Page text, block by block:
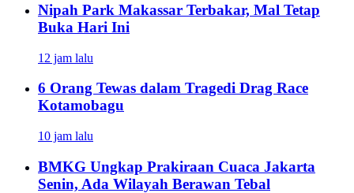
Nipah Park Makassar Terbakar, Mal Tetap
Buka Hari Ini
12 jam lalu
6 Orang Tewas dalam Tragedi Drag Race
Kotamobagu
10 jam lalu
BMKG Ungkap Prakiraan Cuaca Jakarta
Senin, Ada Wilayah Berawan Tebal